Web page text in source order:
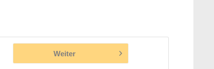
Weiter